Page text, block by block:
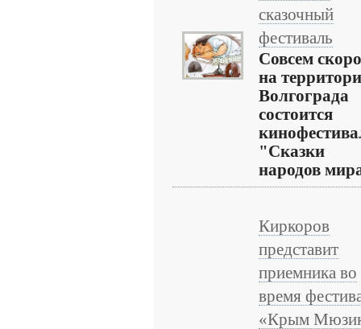
сказочный
фестиваль
Совсем
на
Волгограда
состоится
"Сказки
народов
Киркоров
представит
приемника во
время
«Крым